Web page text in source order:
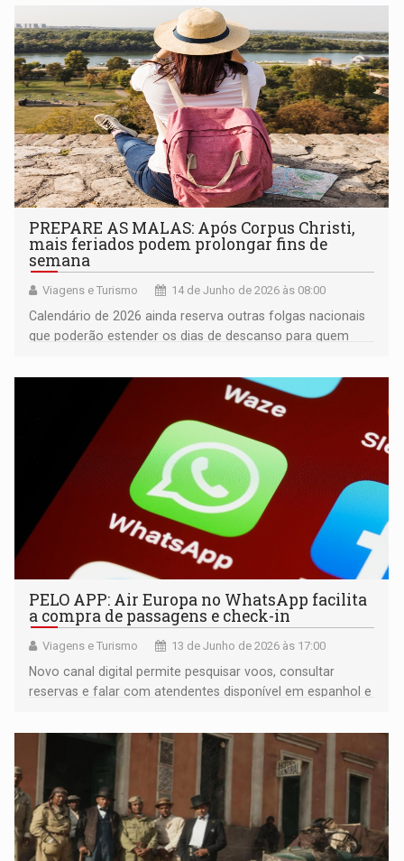
PREPARE AS MALAS: Após Corpus Christi,
mais feriados podem prolongar fins de
semana
Viagens e Turismo 14 de Junho de 2026 às 08:00
Calendário de 2026 ainda reserva outras folgas nacionais
que poderão estender os dias de descanso para quem
PELO APP: Air Europa no WhatsApp facilita
a compra de passagens e check-in
Viagens e Turismo 13 de Junho de 2026 às 17:00
Novo canal digital permite pesquisar voos, consultar
reservas e falar com atendentes disponível em espanhol e